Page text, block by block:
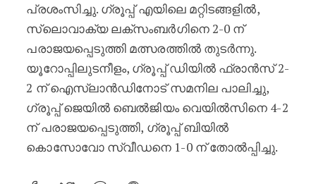
പ്രശംസിച്ചു. ഗ്രൂപ്പ് എയിലെ മറ്റിടങ്ങളിൽ,
സ്ലൊവാക്യ ലക്സംബർഗിനെ 2-0 ന്
പരാജയപ്പെടുത്തി മത്സരത്തിൽ തുടർന്നു.
യൂറോപ്പിലുടനീളം, ഗ്രൂപ്പ് ഡിയിൽ ഫ്രാൻസ് 2-
2 ന് ഐസ്‌ലാൻഡിനോട് സമനില പാലിച്ചു,
ഗ്രൂപ്പ് ജെയിൽ ബെൽജിയം വെയിൽസിനെ 4-2
ന് പരാജയപ്പെടുത്തി, ഗ്രൂപ്പ് ബിയിൽ
കൊസോവോ സ്വീഡനെ 1-0 ന് തോൽപ്പിച്ചു.